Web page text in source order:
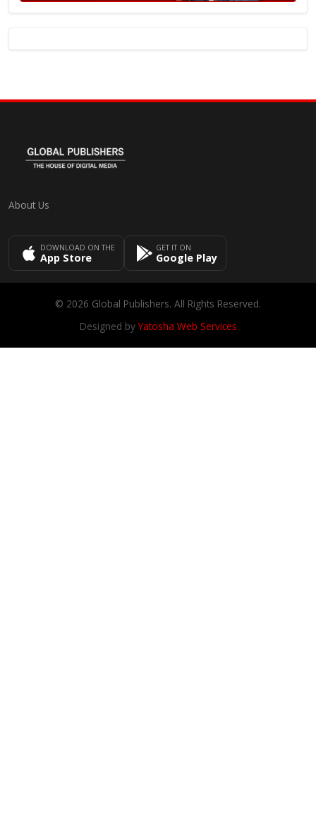
About Us
DOWNLOAD ON THE
App Store
GET IT ON
Google Play
© 2026 Global Publishers. All Rights Reserved.
Designed byYatosha Web Services